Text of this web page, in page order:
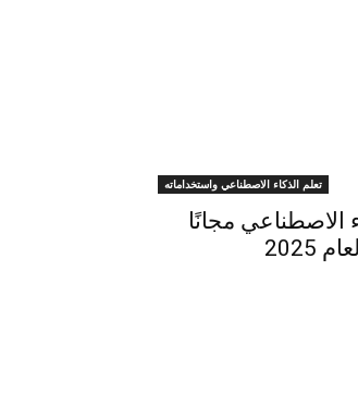
تعلم الذكاء الاصطناعي واستخداماته
الاصطناعي مجانًا